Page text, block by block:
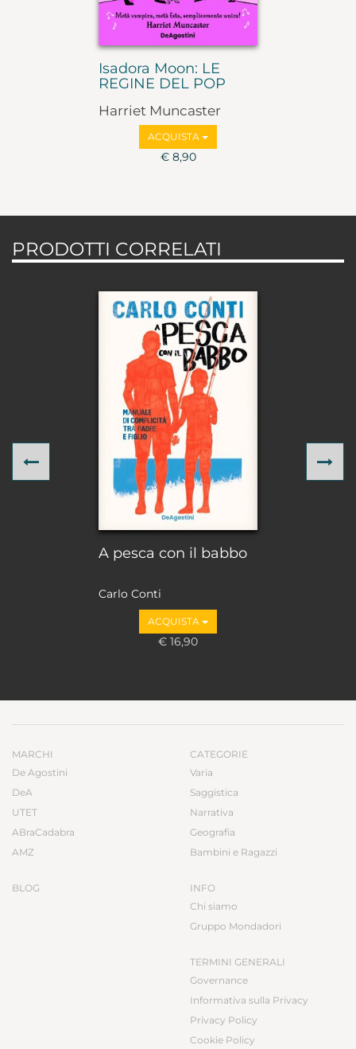
Isadora Moon: LE
REGINE DEL POP
Harriet Muncaster
ACQUISTA
€ 8,90
PRODOTTI CORRELATI
A pesca con il babbo
Carlo Conti
ACQUISTA
€ 16,90
Previous
MARCHI
De Agostini
DeA
UTET
ABraCadabra
AMZ
BLOG
CATEGORIE
Varia
Saggistica
Narrativa
Geografia
Bambini e Ragazzi
INFO
Chi siamo
Gruppo Mondadori
TERMINI GENERALI
Governance
Informativa sulla Privacy
Privacy Policy
Cookie Policy